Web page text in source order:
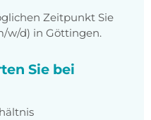
Zeitpunkt Sie
w/d) in Göttingen.
Sie bei